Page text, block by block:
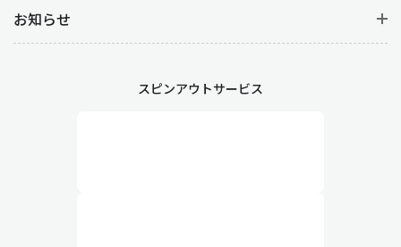
お知らせ
スピンアウトサービス